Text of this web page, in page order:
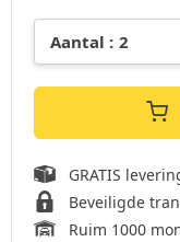
GRATIS
Beveiligde
Ruim 1000